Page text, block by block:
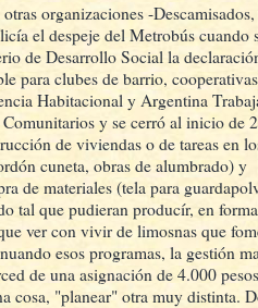
organizaciones -Descamisados,
el despeje del Metrobús cuando
de Desarrollo Social la
para clubes de barrio,
Habitacional y Argentina
y se cerró al inicio de
de viviendas o de tareas en
cuneta, obras de alumbrado) y
de materiales (tela para
tal que pudieran producír, en
ver con vivir de limosnas que
esos programas, la gestión
de una asignación de 4.000 pesos
cosa, "planear" otra muy distinta.